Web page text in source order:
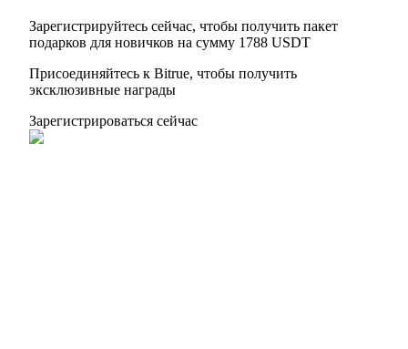
Зарегистрируйтесь сейчас, чтобы получить пакет
подарков для новичков на сумму 1788 USDT
Присоединяйтесь к Bitrue, чтобы получить
эксклюзивные награды
Зарегистрироваться сейчас